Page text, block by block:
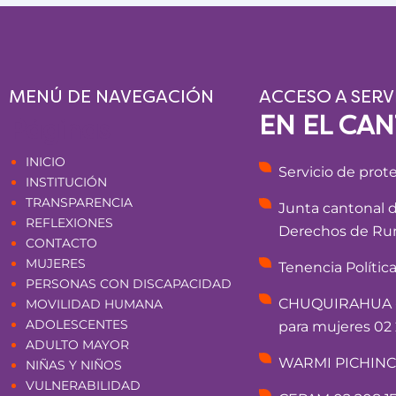
MENÚ DE NAVEGACIÓN
INICIO
INSTITUCIÓN
TRANSPARENCIA
REFLEXIONES
CONTACTO
MUJERES
PERSONAS CON DISCAPACIDAD
MOVILIDAD HUMANA
ADOLESCENTES
ADULTO MAYOR
NIÑAS Y NIÑOS
VULNERABILIDAD
ACCESO A
EN EL
Servicio de
Junta cantonal
Derechos de
Tenencia
para mujeres 02
WARMI